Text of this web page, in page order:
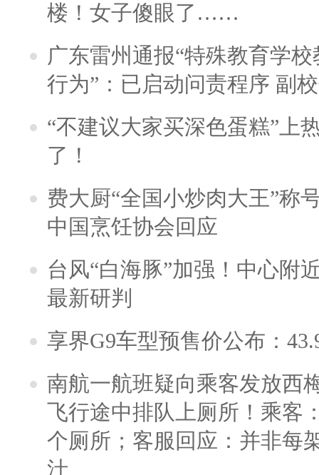
楼！女子傻眼了……
广东雷州通报“特殊教育学
行为”：已启动问责程序 副
“不建议大家买深色蛋糕”上
了！
费大厨“全国小炒肉大王”称
中国烹饪协会回应
台风“白海豚”加强！中心附
最新研判
享界G9车型预售价公布：
南航一航班疑向乘客发放西
飞行途中排队上厕所！乘客
个厕所；客服回应：并非每
汁